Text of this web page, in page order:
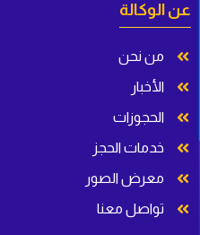
عن الوكالة
من نحن
الأخبار
الحجوزات
خدمات الحجز
معرض الصور
تواصل معنا